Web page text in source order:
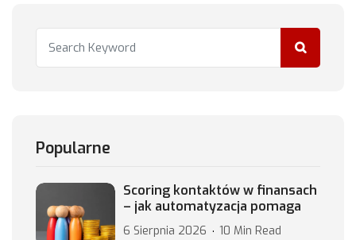
Popularne
Scoring kontaktów w finansach
– jak automatyzacja pomaga
6 Sierpnia 2026 10 Min Read